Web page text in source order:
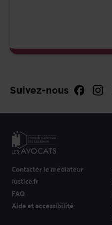
Suivez-nous
Contacter le médiateur
Justice.fr
FAQ
Aide et accessibilité